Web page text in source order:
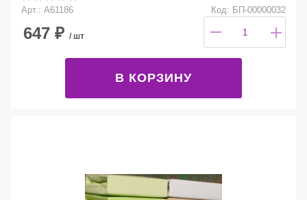
Арт.: A61186
Код: БП-00000032
647 ₽ / шт
В КОРЗИНУ